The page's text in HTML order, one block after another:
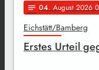
notes 04. August 2026
Eichstätt/Bamberg
Erstes Urteil